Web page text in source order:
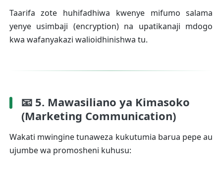
Taarifa zote huhifadhiwa kwenye mifumo salama
yenye usimbaji (encryption) na upatikanaji mdogo
kwa wafanyakazi walioidhinishwa tu.
📧 5. Mawasiliano ya Kimasoko
(Marketing Communication)
Wakati mwingine tunaweza kukutumia barua pepe au
ujumbe wa promosheni kuhusu: